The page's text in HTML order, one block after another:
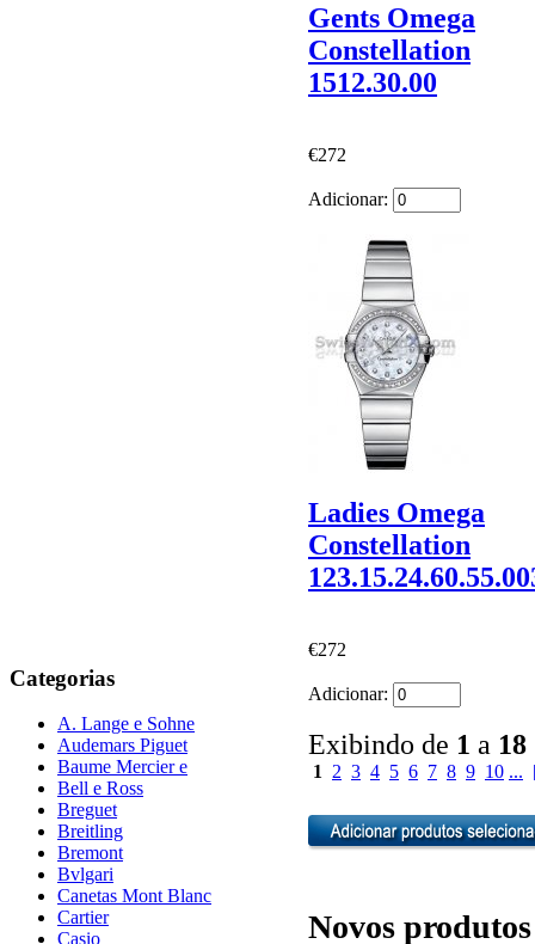
Categorias
A. Lange e Sohne
Audemars Piguet
Baume Mercier e
Bell e Ross
Breguet
Breitling
Bremont
Bvlgari
Canetas Mont Blanc
Cartier
Casio
Gents Omega
Constellation
1512.30.00
€272
Adicionar:
Ladies Omega
Constellation
€272
Adicionar:
Exibindo de 1 a 18
1 2 3 4 5 6 7 8 9 10 ...
Novos